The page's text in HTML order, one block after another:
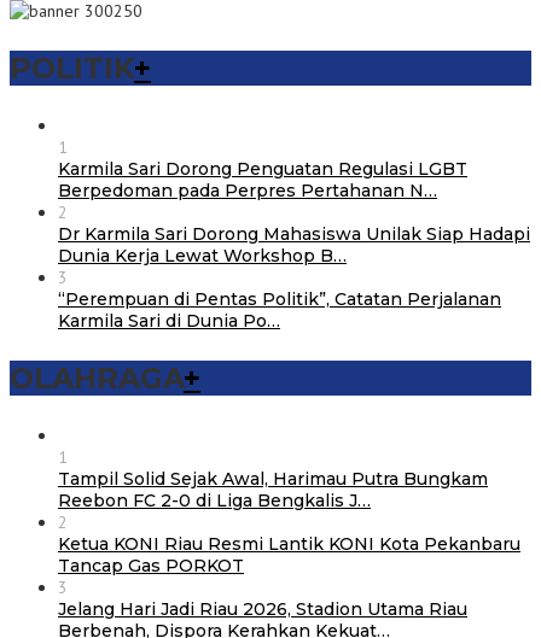
POLITIK+
1
Karmila Sari Dorong Penguatan Regulasi LGBT
Berpedoman pada Perpres Pertahanan N…
2
Dr Karmila Sari Dorong Mahasiswa Unilak Siap Hadapi
Dunia Kerja Lewat Workshop B…
3
“Perempuan di Pentas Politik”, Catatan Perjalanan
Karmila Sari di Dunia Po…
OLAHRAGA+
1
Tampil Solid Sejak Awal, Harimau Putra Bungkam
Reebon FC 2-0 di Liga Bengkalis J…
2
Ketua KONI Riau Resmi Lantik KONI Kota Pekanbaru
Tancap Gas PORKOT
3
Jelang Hari Jadi Riau 2026, Stadion Utama Riau
Berbenah, Dispora Kerahkan Kekuat…